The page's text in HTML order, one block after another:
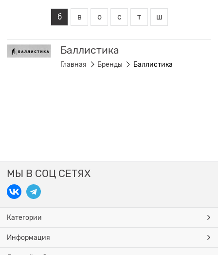
б в о с т ш
Баллистика
Главная Бренды Баллистика
МЫ В СОЦ СЕТЯХ
Категории
Информация